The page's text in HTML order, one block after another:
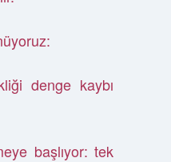
denge kaybı
başlıyor: tek